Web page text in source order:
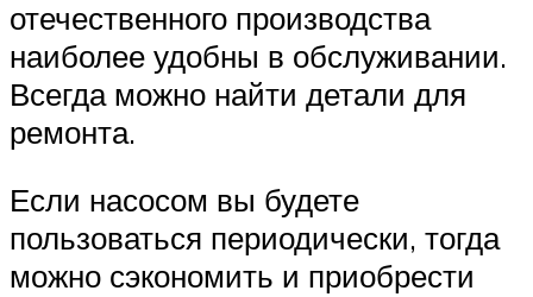
отечественного производства
наиболее удобны в обслуживании.
Всегда можно найти детали для
ремонта.
Если насосом вы будете
пользоваться периодически, тогда
можно сэкономить и приобрести